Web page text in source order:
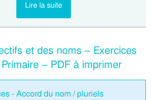
Lire la suite
et des noms – Exercices
– PDF à imprimer
- Accord du nom / pluriels